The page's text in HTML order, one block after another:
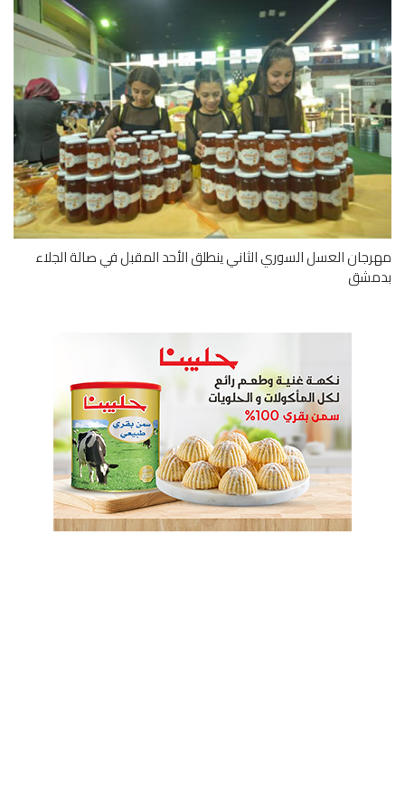
العسل السوري الثاني ينطلق الأحد المقبل في صالة الجلاء